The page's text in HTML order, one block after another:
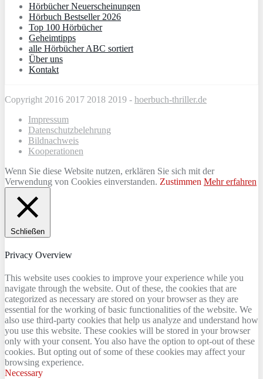
Hörbücher Neuerscheinungen
Hörbuch Bestseller 2026
Top 100 Hörbücher
Geheimtipps
alle Hörbücher ABC sortiert
Über uns
Kontakt
Copyright 2016 2017 2018 2019 - hoerbuch-thriller.de
Impressum
Datenschutzbelehrung
Bildnachweis
Kooperationen
Wenn Sie diese Website nutzen, erklären Sie sich mit der
Verwendung von Cookies einverstanden. Zustimmen Mehr erfahren
Schließen
Privacy Overview
This website uses cookies to improve your experience while you
navigate through the website. Out of these, the cookies that are
categorized as necessary are stored on your browser as they are
essential for the working of basic functionalities of the website. We
also use third-party cookies that help us analyze and understand how
you use this website. These cookies will be stored in your browser
only with your consent. You also have the option to opt-out of these
cookies. But opting out of some of these cookies may affect your
browsing experience.
Necessary